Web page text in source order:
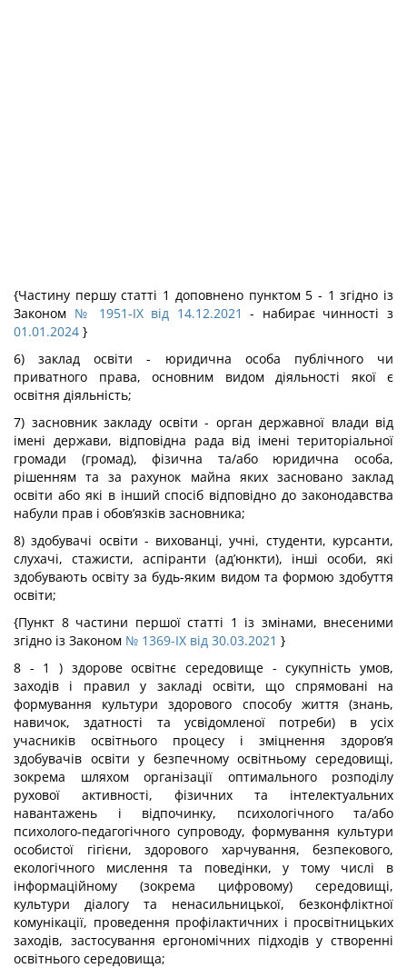
{Частину першу статті 1 доповнено пунктом 5 - 1 згідно із
Законом № 1951-IX від 14.12.2021 - набирає чинності з
01.01.2024 }
6) заклад освіти - юридична особа публічного чи
приватного права, основним видом діяльності якої є
освітня діяльність;
7) засновник закладу освіти - орган державної влади від
імені держави, відповідна рада від імені територіальної
громади (громад), фізична та/або юридична особа,
рішенням та за рахунок майна яких засновано заклад
освіти або які в інший спосіб відповідно до законодавства
набули прав і обов’язків засновника;
8) здобувачі освіти - вихованці, учні, студенти, курсанти,
слухачі, стажисти, аспіранти (ад’юнкти), інші особи, які
здобувають освіту за будь-яким видом та формою здобуття
освіти;
{Пункт 8 частини першої статті 1 із змінами, внесеними
згідно із Законом № 1369-IX від 30.03.2021 }
8 - 1 ) здорове освітнє середовище - сукупність умов,
заходів і правил у закладі освіти, що спрямовані на
формування культури здорового способу життя (знань,
навичок, здатності та усвідомленої потреби) в усіх
учасників освітнього процесу і зміцнення здоров’я
здобувачів освіти у безпечному освітньому середовищі,
зокрема шляхом організації оптимального розподілу
рухової активності, фізичних та інтелектуальних
навантажень і відпочинку, психологічного та/або
психолого-педагогічного супроводу, формування культури
особистої гігієни, здорового харчування, безпекового,
екологічного мислення та поведінки, у тому числі в
інформаційному (зокрема цифровому) середовищі,
культури діалогу та ненасильницької, безконфліктної
комунікації, проведення профілактичних і просвітницьких
заходів, застосування ергономічних підходів у створенні
освітнього середовища;